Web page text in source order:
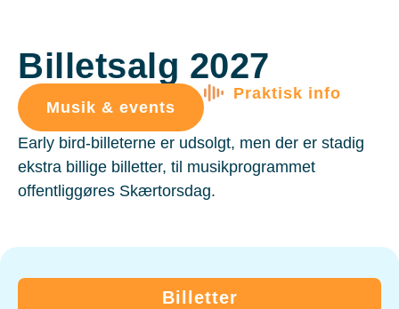
Billetsalg 2027
Musik & events
Praktisk info
Early bird-billeterne er udsolgt, men der er stadig
ekstra billige billetter, til musikprogrammet
offentliggøres Skærtorsdag.
Billetter